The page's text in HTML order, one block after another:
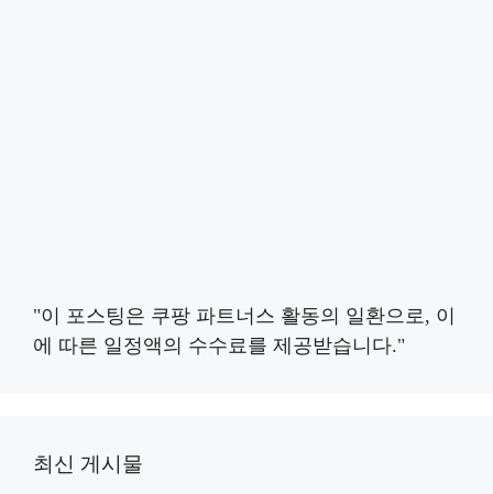
"이 포스팅은 쿠팡 파트너스 활동의 일환으로, 이
에 따른 일정액의 수수료를 제공받습니다."
최신 게시물